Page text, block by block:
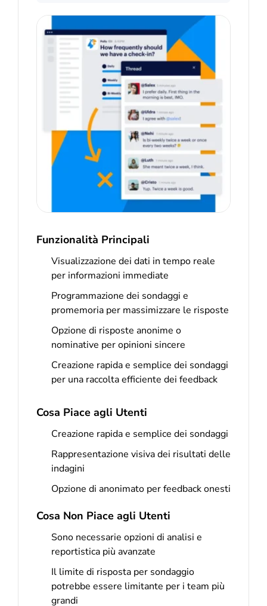
Funzionalità Principali
Visualizzazione dei dati in tempo reale
per informazioni immediate
Programmazione dei sondaggi e
promemoria per massimizzare le risposte
Opzione di risposte anonime o
nominative per opinioni sincere
Creazione rapida e semplice dei sondaggi
per una raccolta efficiente dei feedback
Cosa Piace agli Utenti
Creazione rapida e semplice dei sondaggi
Rappresentazione visiva dei risultati delle
indagini
Opzione di anonimato per feedback onesti
Cosa Non Piace agli Utenti
Sono necessarie opzioni di analisi e
reportistica più avanzate
Il limite di risposta per sondaggio
potrebbe essere limitante per i team più
grandi